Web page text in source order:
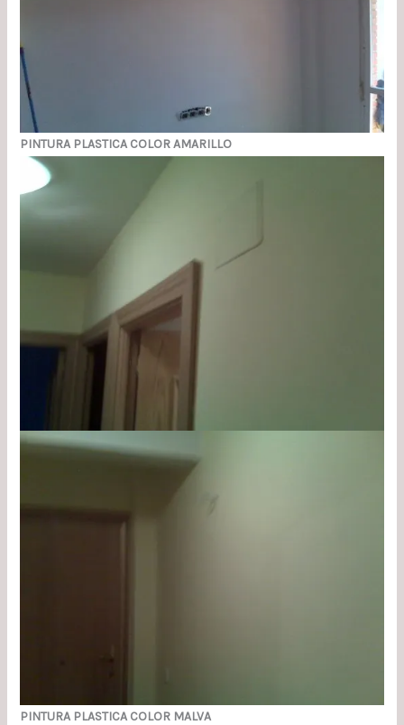
PINTURA PLASTICA COLOR AMARILLO
PINTURA PLASTICA COLOR MALVA